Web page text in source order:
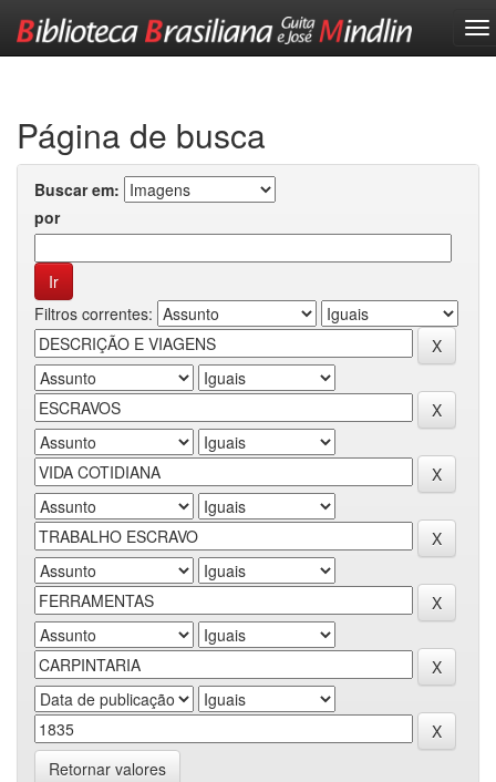
Página de busca
Buscar em:
por
Filtros correntes:
Retornar valores